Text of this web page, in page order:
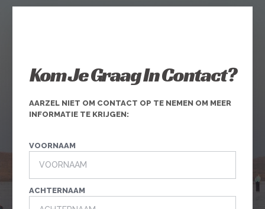
Kom Je Graag In Contact?
AARZEL NIET OM CONTACT OP TE NEMEN OM MEER
INFORMATIE TE KRIJGEN:
VOORNAAM
ACHTERNAAM